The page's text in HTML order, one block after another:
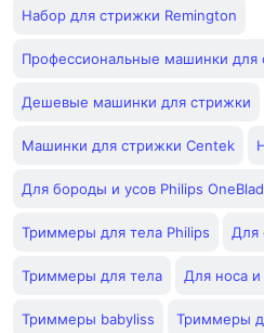
Набор для стрижки Remington
Профессиональные машинки для
Дешевые машинки для стрижки
Машинки для стрижки Centek
Для бороды и усов Philips
Триммеры для тела Philips Для
Триммеры для тела Для носа
Триммеры babyliss Триммеры